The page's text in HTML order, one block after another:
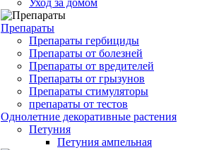
Уход за домом
Препараты
Препараты гербициды
Препараты от болезней
Препараты от вредителей
Препараты от грызунов
Препараты стимуляторы
препараты от тестов
Однолетние декоративные растения
Петуния
Петуния ампельная